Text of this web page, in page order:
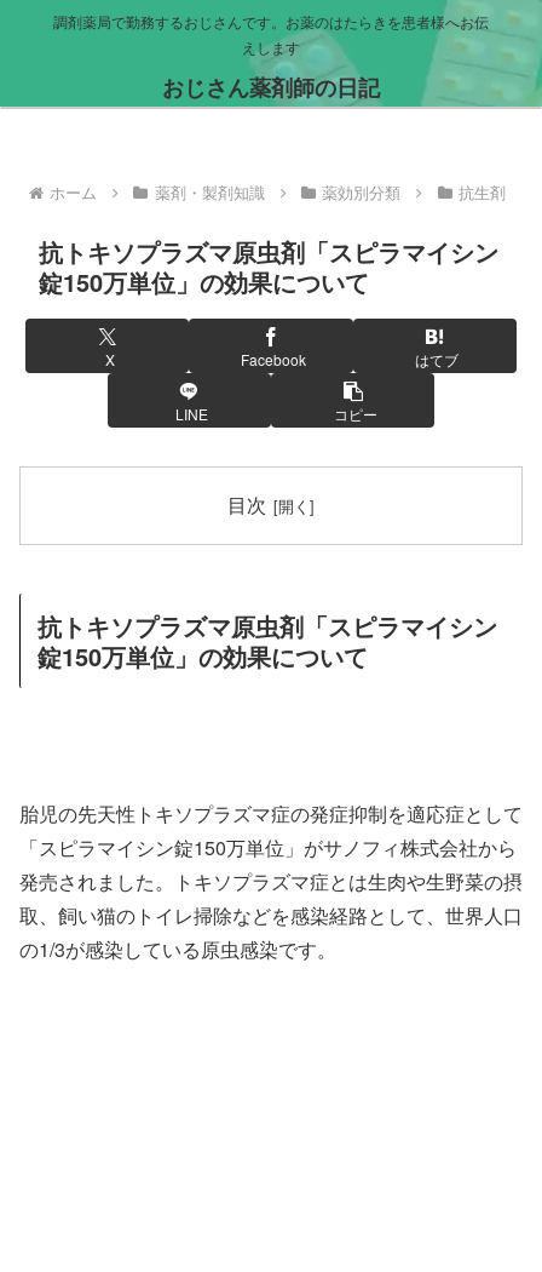
調剤薬局で勤務するおじさんです。お薬のはたらきを患者様へお伝
えします
おじさん薬剤師の日記
ホーム 薬剤・製剤知識 薬効別分類 抗生剤
抗トキソプラズマ原虫剤「スピラマイシン
錠150万単位」の効果について
X Facebook はてブ
LINE コピー
目次
抗トキソプラズマ原虫剤「スピラマイシン
錠150万単位」の効果について
胎児の先天性トキソプラズマ症の発症抑制を適応症として
「スピラマイシン錠150万単位」がサノフィ株式会社から
発売されました。トキソプラズマ症とは生肉や生野菜の摂
取、飼い猫のトイレ掃除などを感染経路として、世界人口
の1/3が感染している原虫感染です。